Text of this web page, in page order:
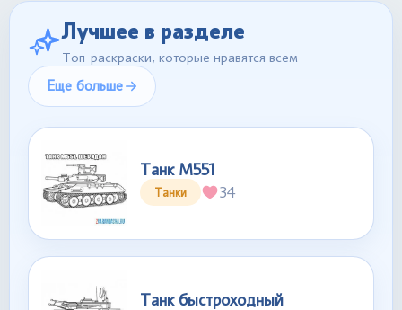
Лучшее в разделе
Топ-раскраски, которые нравятся всем
Еще больше
Танк М551
Танки 34
Танк быстроходный